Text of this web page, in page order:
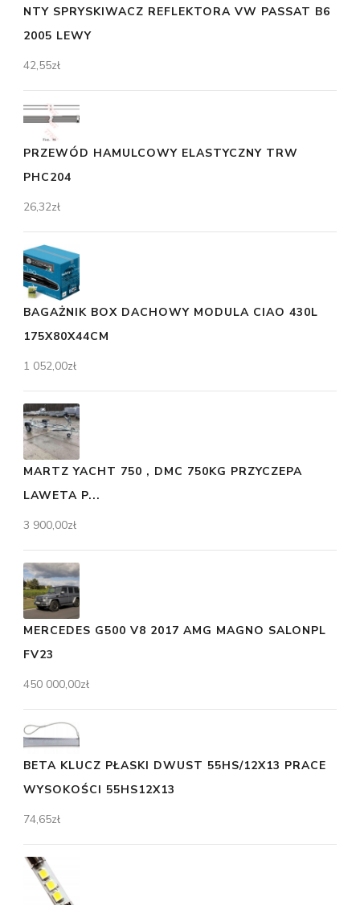
NTY SPRYSKIWACZ REFLEKTORA VW PASSAT B6
2005 LEWY
42,55zł
PRZEWÓD HAMULCOWY ELASTYCZNY TRW
PHC204
26,32zł
BAGAŻNIK BOX DACHOWY MODULA CIAO 430L
175X80X44CM
1 052,00zł
MARTZ YACHT 750 , DMC 750KG PRZYCZEPA
LAWETA P...
3 900,00zł
MERCEDES G500 V8 2017 AMG MAGNO SALONPL
FV23
450 000,00zł
BETA KLUCZ PŁASKI DWUST 55HS/12X13 PRACE
WYSOKOŚCI 55HS12X13
74,65zł